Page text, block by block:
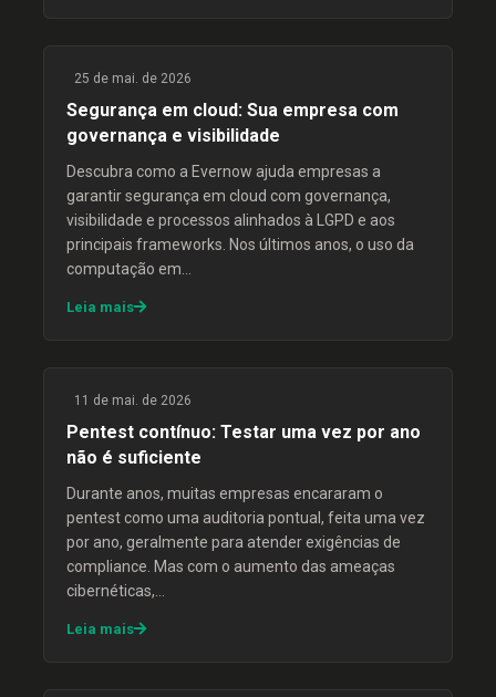
25 de mai. de 2026
Segurança em cloud: Sua empresa com
governança e visibilidade
Descubra como a Evernow ajuda empresas a
garantir segurança em cloud com governança,
visibilidade e processos alinhados à LGPD e aos
principais frameworks. Nos últimos anos, o uso da
computação em…
Leia mais
11 de mai. de 2026
Pentest contínuo: Testar uma vez por ano
não é suficiente
Durante anos, muitas empresas encararam o
pentest como uma auditoria pontual, feita uma vez
por ano, geralmente para atender exigências de
compliance. Mas com o aumento das ameaças
cibernéticas,…
Leia mais